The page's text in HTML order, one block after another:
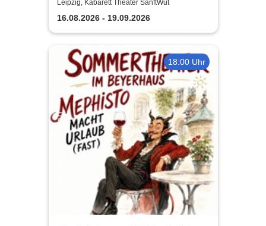
´n Alten! - Ein Otto Reutter-
Abend
Leipzig, Kabarett Theater SanftWut
16.08.2026 - 19.09.2026
18:00 Uhr